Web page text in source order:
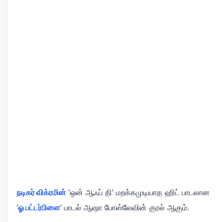
நடிகர் விக்ரமின் ‘ஒன் ஆஃப் தி’ மறக்கமுடியாத ஹிட் பாடலான
‘ஓ பட்டர்பிளை‘ பாடல் ஆஷா போஸ்லேவின் குரல் ஆகும்.